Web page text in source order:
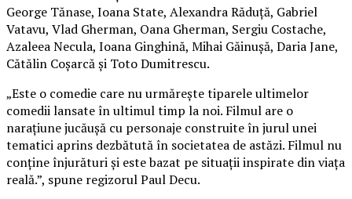
George Tănase, Ioana State, Alexandra Răduță, Gabriel
Vatavu, Vlad Gherman, Oana Gherman, Sergiu Costache,
Azaleea Necula, Ioana Ginghină, Mihai Găinușă, Daria Jane,
Cătălin Coșarcă și Toto Dumitrescu.
„Este o comedie care nu urmărește tiparele ultimelor
comedii lansate în ultimul timp la noi. Filmul are o
narațiune jucăușă cu personaje construite în jurul unei
tematici aprins dezbătută în societatea de astăzi. Filmul nu
conține înjurături și este bazat pe situații inspirate din viața
reală.”, spune regizorul Paul Decu.